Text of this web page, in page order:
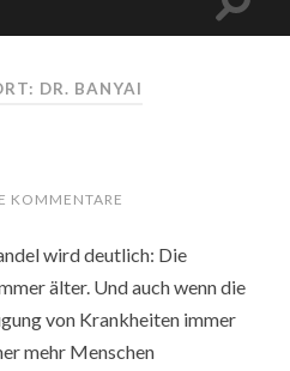
DR. BANYAI
KOMMENTARE
wird deutlich: Die
älter. Und auch wenn die
von Krankheiten immer
mehr Menschen